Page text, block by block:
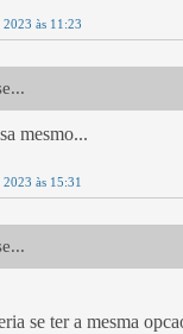
às 11:23
mesmo...
às 15:31
se ter a mesma